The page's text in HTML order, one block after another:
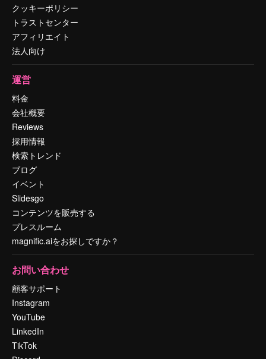
クッキーポリシー
トラストセンター
アフィリエイト
法人向け
運営
料金
会社概要
Reviews
採用情報
検索トレンド
ブログ
イベント
Slidesgo
コンテンツを販売する
プレスルーム
magnific.aiをお探しですか？
お問い合わせ
顧客サポート
Instagram
YouTube
LinkedIn
TikTok